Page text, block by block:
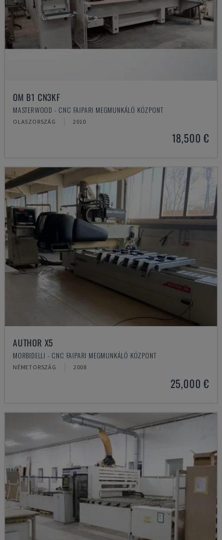
OM B1 CN3KF
MASTERWOOD - CNC FAIPARI MEGMUNKÁLÓ KÖZPONT
OLASZORSZÁG 2010
18,500 €
AUTHOR X5
MORBIDELLI - CNC FAIPARI MEGMUNKÁLÓ KÖZPONT
NÉMETORSZÁG 2008
25,000 €